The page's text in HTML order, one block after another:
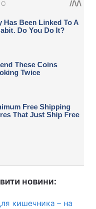
новини:
кишечника – на